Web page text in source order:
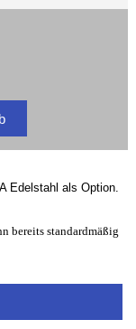
Edelstahl als Option.
bereits standardmäßig